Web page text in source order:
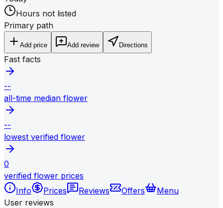
Hours not listed
Primary path
Add price Add review Directions
Fast facts
--
all-time median flower
--
lowest verified flower
0
verified flower prices
Info
Prices Reviews Offers
Menu
User reviews